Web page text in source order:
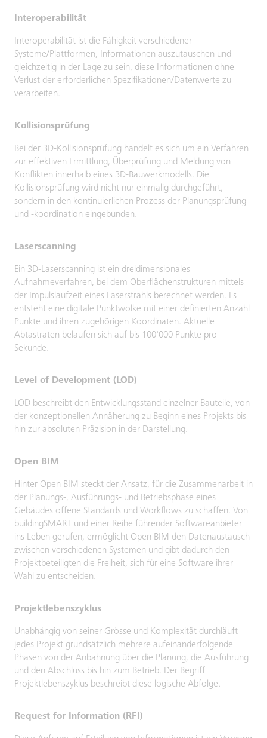
Interoperabilität
Interoperabilität ist die Fähigkeit verschiedener
Systeme/Plattformen, Informationen auszutauschen und
gleichzeitig in der Lage zu sein, diese Informationen ohne
Verlust der erforderlichen Spezifikationen/Datenwerte zu
verarbeiten.
Kollisionsprüfung
Bei der 3D-Kollisionsprüfung handelt es sich um ein Verfahren
zur effektiven Ermittlung, Überprüfung und Meldung von
Konflikten innerhalb eines 3D-Bauwerkmodells. Die
Kollisionsprüfung wird nicht nur einmalig durchgeführt,
sondern in den kontinuierlichen Prozess der Planungsprüfung
und -koordination eingebunden.
Laserscanning
Ein 3D-Laserscanning ist ein dreidimensionales
Aufnahmeverfahren, bei dem Oberflächenstrukturen mittels
der Impulslaufzeit eines Laserstrahls berechnet werden. Es
entsteht eine digitale Punktwolke mit einer definierten Anzahl
Punkte und ihren zugehörigen Koordinaten. Aktuelle
Abtastraten belaufen sich auf bis 100'000 Punkte pro
Sekunde.
Level of Development (LOD)
LOD beschreibt den Entwicklungsstand einzelner Bauteile, von
der konzeptionellen Annäherung zu Beginn eines Projekts bis
hin zur absoluten Präzision in der Darstellung.
Open BIM
Hinter Open BIM steckt der Ansatz, für die Zusammenarbeit in
der Planungs-, Ausführungs- und Betriebsphase eines
Gebäudes offene Standards und Workflows zu schaffen. Von
buildingSMART und einer Reihe führender Softwareanbieter
ins Leben gerufen, ermöglicht Open BIM den Datenaustausch
zwischen verschiedenen Systemen und gibt dadurch den
Projektbeteiligten die Freiheit, sich für eine Software ihrer
Wahl zu entscheiden.
Projektlebenszyklus
Unabhängig von seiner Grösse und Komplexität durchläuft
jedes Projekt grundsätzlich mehrere aufeinanderfolgende
Phasen von der Anbahnung über die Planung, die Ausführung
und den Abschluss bis hin zum Betrieb. Der Begriff
Projektlebenszyklus beschreibt diese logische Abfolge.
Request for Information (RFI)